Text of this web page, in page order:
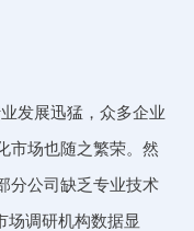
发展迅猛，众多企业
市场也随之繁荣。然
分公司缺乏专业技术
场调研机构数据显